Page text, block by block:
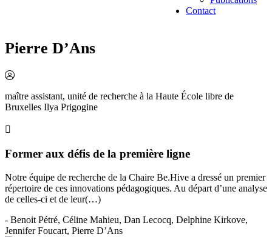
Contact
Pierre D’Ans
maître assistant, unité de recherche à la Haute École libre de
Bruxelles Ilya Prigogine
Former aux défis de la première ligne
Notre équipe de recherche de la Chaire Be.Hive a dressé un premier
répertoire de ces innovations pédagogiques. Au départ d’une analyse
de celles-ci et de leur(…)
- Benoit Pétré, Céline Mahieu, Dan Lecocq, Delphine Kirkove,
Jennifer Foucart, Pierre D’Ans